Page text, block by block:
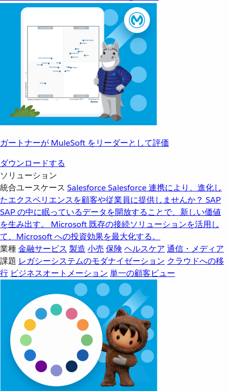
ガートナーが MuleSoft をリーダーとして評価
ダウンロードする
ソリューション
統合ユースケース SalesforceSalesforce 連携により、進化し
たエクスペリエンスを顧客や従業員に提供しませんか？ SAP
SAP の中に眠っているデータを開放することで、新しい価値
を生み出す。
Microsoft 既存の接続ソリューションを活用し
て、Microsoft への投資効果を最大化する。
業種金融サービス 製造 小売 保険 ヘルスケア 通信・メディア
課題 レガシーシステムのモダナイゼーション クラウドへの移
行 ビジネスオートメーション 単一の顧客ビュー